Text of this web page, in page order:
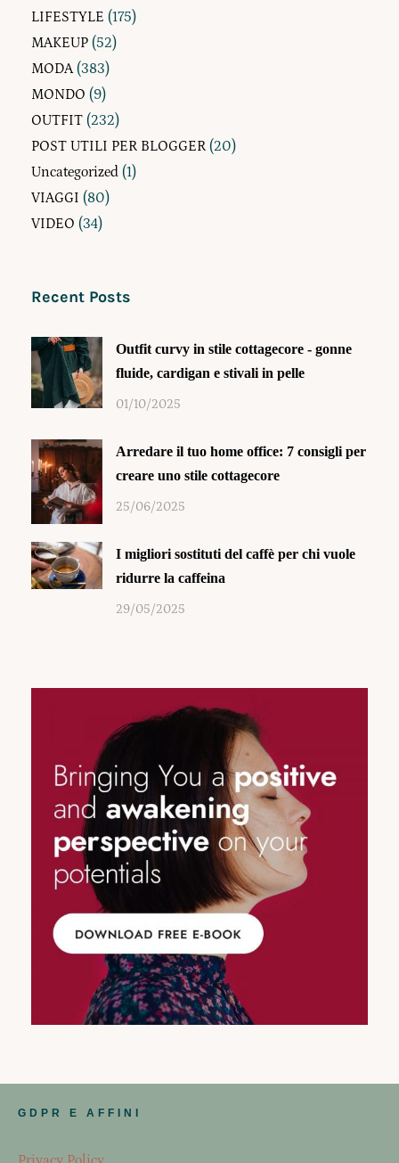
LIFESTYLE (175)
MAKEUP (52)
MODA(383)
MONDO (9)
OUTFIT (232)
POST UTILI PER BLOGGER (20)
Uncategorized (1)
VIAGGI (80)
VIDEO (34)
Recent Posts
Outfit curvy in stile cottagecore - gonne
fluide, cardigan e stivali in pelle
01/10/2025
Arredare il tuo home office: 7 consigli per
creare uno stile cottagecore
25/06/2025
I migliori sostituti del caffè per chi vuole
ridurre la caffeina
29/05/2025
GDPR E AFFINI